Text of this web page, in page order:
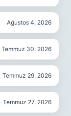
Ağustos 4, 2026
Temmuz 30, 2026
Temmuz 29, 2026
Temmuz 27, 2026